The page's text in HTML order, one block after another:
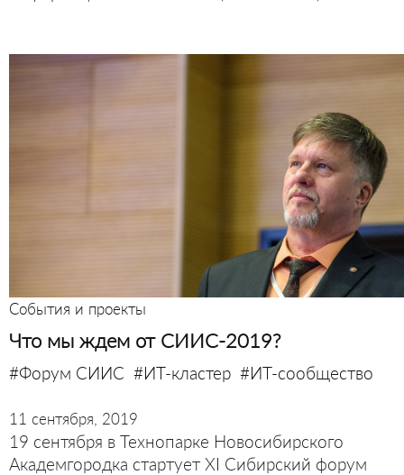
События и проекты
Что мы ждем от СИИС-2019?
#Форум СИИС #ИТ-кластер #ИТ-сообщество
11 сентября, 2019
19 сентября в Технопарке Новосибирского
Академгородка стартует XI Сибирский форум